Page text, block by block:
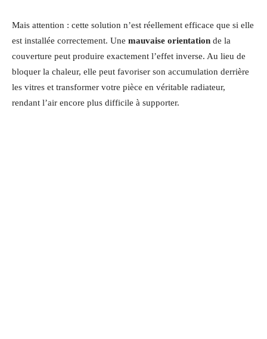
Mais attention : cette solution n’est réellement efficace que si elle
est installée correctement. Une mauvaise orientation de la
couverture peut produire exactement l’effet inverse. Au lieu de
bloquer la chaleur, elle peut favoriser son accumulation derrière
les vitres et transformer votre pièce en véritable radiateur,
rendant l’air encore plus difficile à supporter.